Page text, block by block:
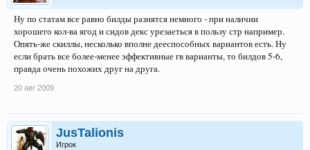
Ну по статам все равно билды разнятся немного - при наличии
хорошего кол-ва ягод и сидов декс урезаеться в пользу стр например.
Опять-же скиллы, несколько вполне дееспособных вариантов есть. Ну
если брать все более-менее эффективные гв варианты, то билдов 5-6,
правда очень похожих друг на друга.
20 авг 2009
JusTalionis
Игрок